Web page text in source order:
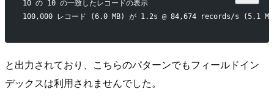
10 の 10 の一致したレコードの表示
100,000 レコード (6.0 MB) が 1.2s @ 84,674 records/s (5.1 MB/
と出力されており、こちらのパターンでもフィールドイン
デックスは利用されませんでした。